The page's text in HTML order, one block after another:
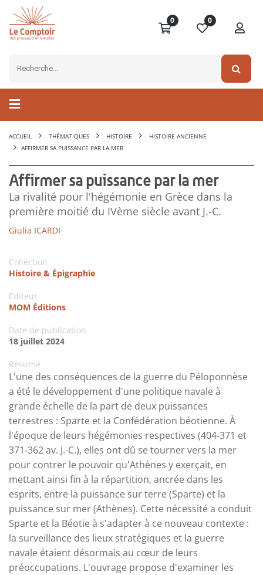
0 0
ACCUEIL THÉMATIQUES HISTOIRE
HISTOIRE ANCIENNE
AFFIRMER SA PUISSANCE PAR LA MER
Affirmer sa puissance par la mer
La rivalité pour l'hégémonie en Grèce dans la
première moitié du IVème siècle avant J.-C.
Giulia ICARDI
Collection
Histoire & Épigraphie
Editeur
MOM Éditions
Date de publication
18 juillet 2024
Résumé
L'une des conséquences de la guerre du Péloponnèse
a été le développement d'une politique navale à
grande échelle de la part de deux puissances
terrestres : Sparte et la Confédération béotienne. À
l'époque de leurs hégémonies respectives (404‑371 et
371‑362 av. J.-C.), elles ont dû se tourner vers la mer
pour contrer le pouvoir qu'Athènes y exerçait, en
mettant ainsi fin à la répartition, ancrée dans les
esprits, entre la puissance sur terre (Sparte) et la
puissance sur mer (Athènes). Cette nécessité a conduit
Sparte et la Béotie à s'adapter à ce nouveau contexte :
la surveillance des lieux stratégiques et la guerre
navale étaient désormais au cœur de leurs
préoccupations. L'ouvrage propose d'examiner les